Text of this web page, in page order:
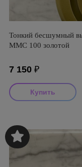
Тонкий бесшумный
ММC 100 золотой
7 150 ₽